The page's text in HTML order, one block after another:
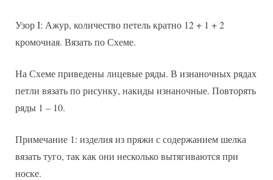
Узор I: Ажур, количество петель кратно 12 + 1 + 2
кромочная. Вязать по Схеме.
На Схеме приведены лицевые ряды. В изнаночных рядах
петли вязать по рисунку, накиды изнаночные. Повторять
ряды 1 – 10.
Примечание 1: изделия из пряжи с содержанием шелка
вязать туго, так как они несколько вытягиваются при
носке.